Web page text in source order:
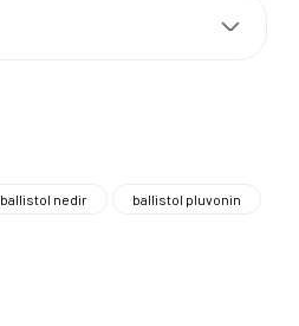
ballistol nedir ballistol pluvonin